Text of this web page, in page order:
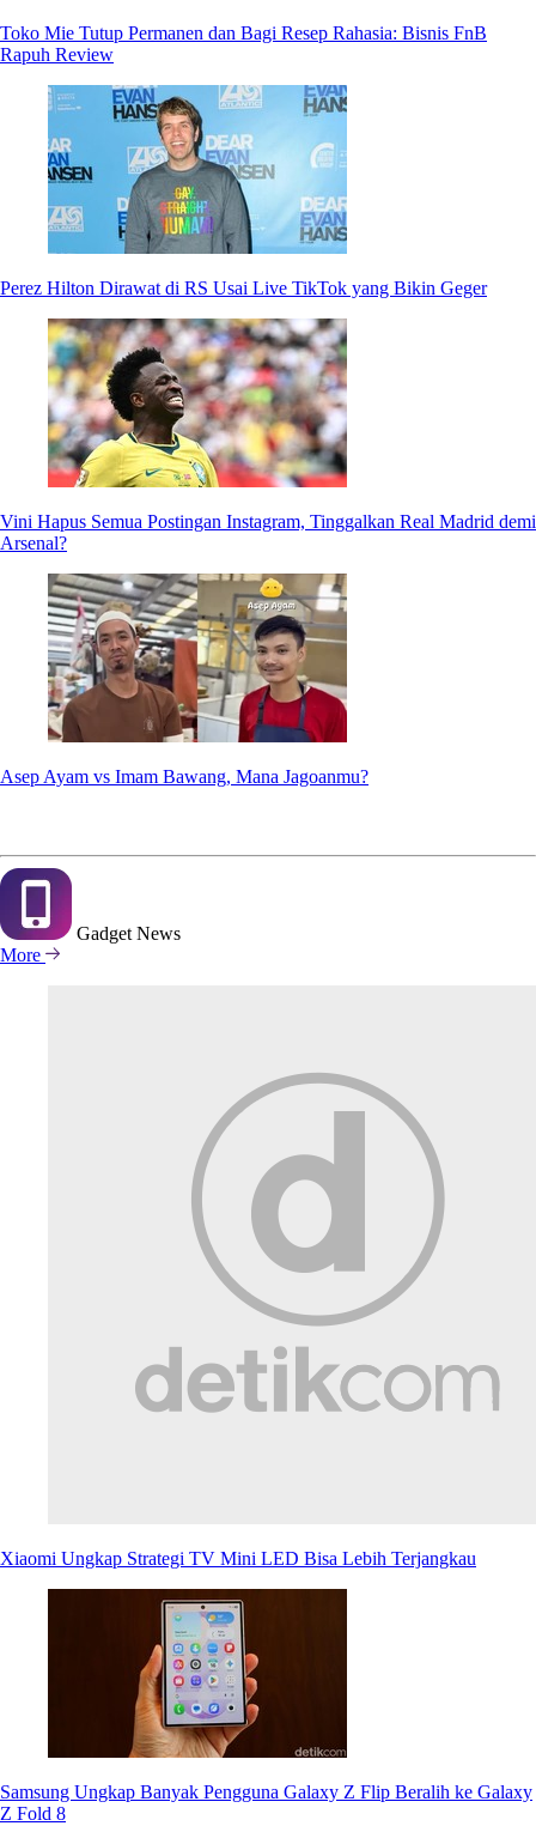
Toko Mie Tutup Permanen dan Bagi Resep Rahasia: Bisnis FnB
Rapuh Review
Perez Hilton Dirawat di RS Usai Live TikTok yang Bikin Geger
Vini Hapus Semua Postingan Instagram, Tinggalkan Real Madrid demi
Arsenal?
Asep Ayam vs Imam Bawang, Mana Jagoanmu?
GadgetNews
More
Xiaomi Ungkap Strategi TV Mini LED Bisa Lebih Terjangkau
Samsung Ungkap Banyak Pengguna Galaxy Z Flip Beralih ke Galaxy
Z Fold 8